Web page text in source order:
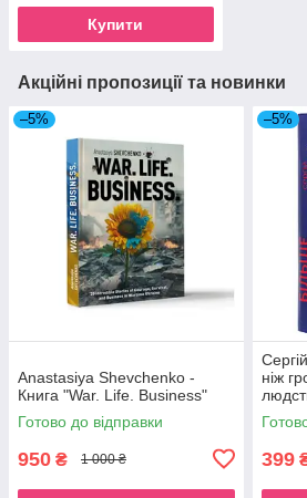
Купити
Акційні пропозиції та новинки
–5%
Anastasiya Shevchenko -
Книга "War. Life. Business"
Готово до відправки
950 ₴ 1 000 ₴
–5%
ніж
399